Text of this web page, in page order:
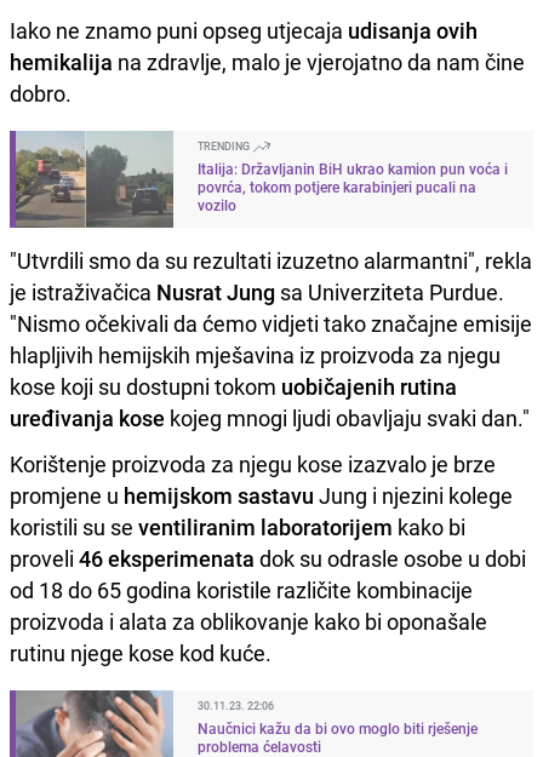
Iako ne znamo puni opseg utjecaja udisanja ovih
hemikalija na zdravlje, malo je vjerojatno da nam čine
dobro.
TRENDING
Italija: Državljanin BiH ukrao kamion pun voća i
povrća, tokom potjere karabinjeri pucali na
vozilo
"Utvrdili smo da su rezultati izuzetno alarmantni", rekla
je istraživačica Nusrat Jung sa Univerziteta Purdue.
"Nismo očekivali da ćemo vidjeti tako značajne emisije
hlapljivih hemijskih mješavina iz proizvoda za njegu
kose koji su dostupni tokom uobičajenih rutina
uređivanja kose kojeg mnogi ljudi obavljaju svaki dan."
Korištenje proizvoda za njegu kose izazvalo je brze
promjene u hemijskom sastavu Jung i njezini kolege
koristili su se ventiliranim laboratorijem kako bi
proveli 46 eksperimenata dok su odrasle osobe u dobi
od 18 do 65 godina koristile različite kombinacije
proizvoda i alata za oblikovanje kako bi oponašale
rutinu njege kose kod kuće.
30.11.23. 22:06
Naučnici kažu da bi ovo moglo biti rješenje
problema ćelavosti